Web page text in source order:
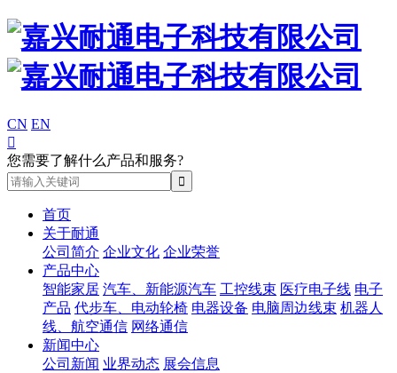
CN EN

您需要了解什么产品和服务?
首页
关于耐通
公司简介 企业文化 企业荣誉
产品中心
智能家居 汽车、新能源汽车 工控线束 医疗电子线 电子
产品 代步车、电动轮椅 电器设备 电脑周边线束 机器人
线、航空通信 网络通信
新闻中心
公司新闻 业界动态 展会信息